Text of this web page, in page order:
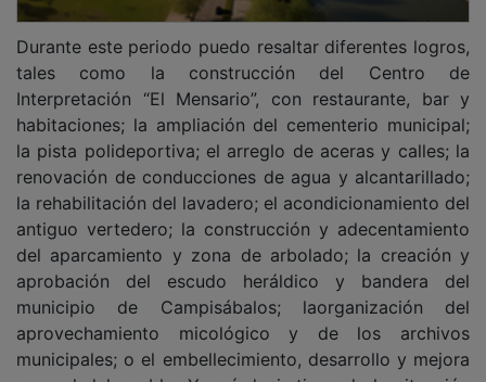
tales como la construcción del Centro de
Interpretación “El Mensario”, con restaurante, bar y
habitaciones; la ampliación del cementerio municipal;
la pista polideportiva; el arreglo de aceras y calles; la
renovación de conducciones de agua y alcantarillado;
la rehabilitación del lavadero; el acondicionamiento del
antiguo vertedero; la construcción y adecentamiento
del aparcamiento y zona de arbolado; la creación y
aprobación del escudo heráldico y bandera del
municipio de Campisábalos; laorganización del
aprovechamiento micológico y de los archivos
municipales; o el embellecimiento, desarrollo y mejora
general del pueblo. Y qué decir tiene de la situación